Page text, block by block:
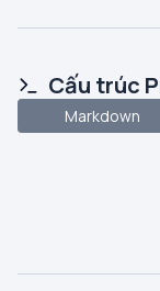
Cấu trúc
Markdown